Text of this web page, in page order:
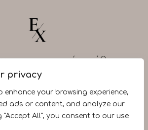
privacy
enhance your browsing experience,
ads or content, and analyze our
"Accept All", you consent to our use
εσωτερική υπόθεση.
σένα.
Blog (GR) Υλικό Επικοινωνία